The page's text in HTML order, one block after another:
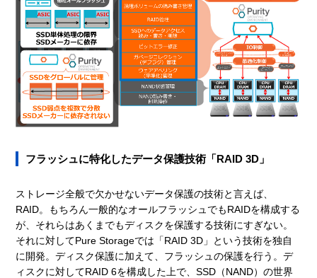
フラッシュに特化したデータ保護技術「RAID 3D」
ストレージ全般で欠かせないデータ保護の技術と言えば、
RAID。もちろん一般的なオールフラッシュでもRAIDを構成する
が、それらはあくまでもディスクを保護する技術にすぎない。
それに対してPure Storageでは「RAID 3D」という技術を独自
に開発。ディスク保護に加えて、フラッシュの保護を行う。デ
ィスクに対してRAID 6を構成した上で、SSD（NAND）の世界